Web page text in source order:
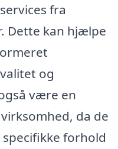
fra
Dette kan hjælpe
og
være en
da de
forhold